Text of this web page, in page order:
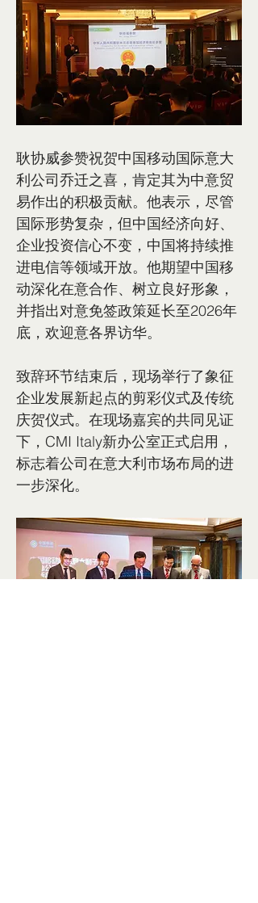
耿协威参赞祝贺中国移动国际意大
利公司乔迁之喜，肯定其为中意贸
易作出的积极贡献。他表示，尽管
国际形势复杂，但中国经济向好、
企业投资信心不变，中国将持续推
进电信等领域开放。他期望中国移
动深化在意合作、树立良好形象，
并指出对意免签政策延长至2026年
底，欢迎意各界访华。
致辞环节结束后，现场举行了象征
企业发展新起点的剪彩仪式及传统
庆贺仪式。在现场嘉宾的共同见证
下，CMI Italy新办公室正式启用，
标志着公司在意大利市场布局的进
一步深化。